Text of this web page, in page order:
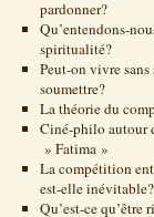
pardonner?
Qu’entendons-
spiritualité?
Peut-on vivre sans
soumettre?
La théorie du
Ciné-philo autour
» Fatima »
La compétition
est-elle inévitable?
Qu’est-ce qu’être